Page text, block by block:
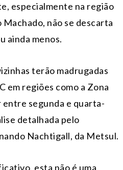
especialmente na região
não se descarta
ainda menos.
terão madrugadas
em regiões como a Zona
segunda e quarta-
detalhada pelo
Nachtigall, da Metsul.
esta não é uma